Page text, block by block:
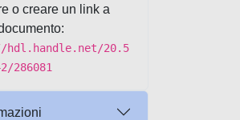
o creare un link a
20.5
286081